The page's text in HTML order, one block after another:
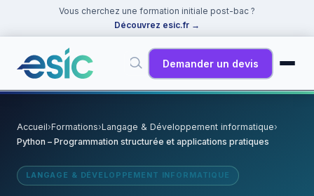
Vous cherchez une formation initiale post-bac ?
Découvrez esic.fr →
Demander un devis
Rechercher
Docker
Accueil›Formations›Langage & Développement informatique›
Python – Programmation structurée et applications pratiques
LANGAGE & DÉVELOPPEMENT INFORMATIQUE